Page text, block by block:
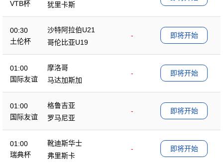
VTB杯
犹里卡斯
00:30
土伦杯
沙特阿拉伯U21
-
哥伦比亚U19
即将开始
01:00
国际友谊
摩洛哥
-
马达加斯加
即将开始
01:00
国际友谊
格鲁吉亚
-
罗马尼亚
即将开始
01:00
瑞典杯
靴迪斯华士
-
弗里斯卡
即将开始